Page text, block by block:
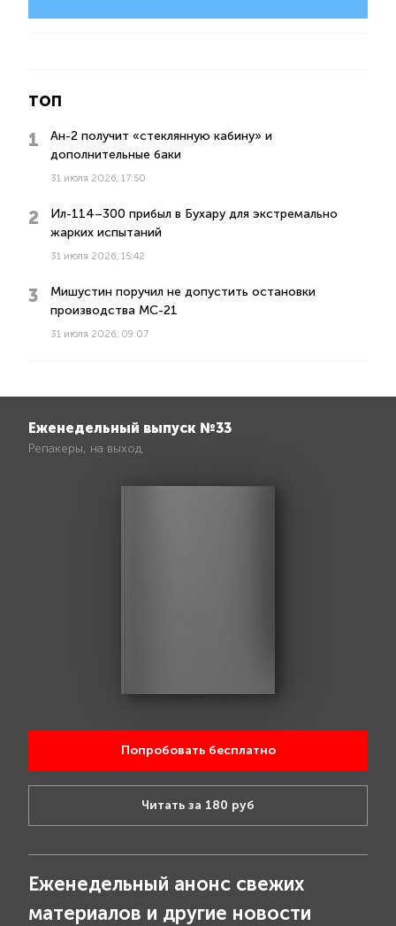
ТОП
Ан-2 получит «стеклянную кабину» и
дополнительные баки
31 июля 2026, 17:50
Ил-114–300 прибыл в Бухару для экстремально
жарких испытаний
31 июля 2026, 15:42
Мишустин поручил не допустить остановки
производства МС-21
31 июля 2026, 09:07
Еженедельный выпуск №33
Репакеры, на выход
Попробовать бесплатно
Читать за 180 руб
Еженедельный анонс свежих
материалов и другие новости